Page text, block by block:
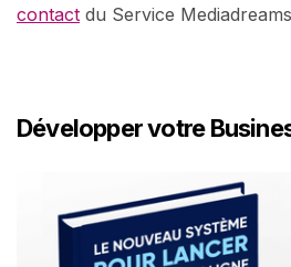
contact du Service Mediadreams
Développer votre